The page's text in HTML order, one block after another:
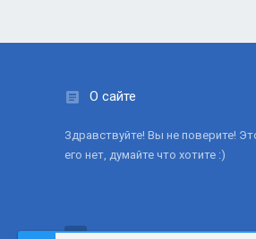
О сайте
Здравствуйте! Вы не поверите!
его нет, думайте что хотите :)